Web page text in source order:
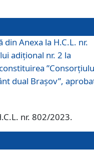
Anexa la H.C.L. nr.
adițional nr. 2 la
dual Brașov”,
nr. 802/2023.